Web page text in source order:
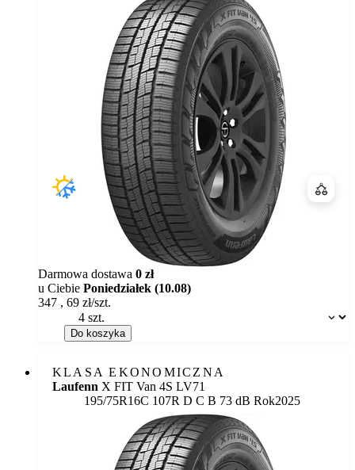
Dostępność:
Darmowa dostawa 0 zł
u Ciebie Poniedziałek (10.08)
347 , 69 zł/szt.
Do koszyka
KLASA EKONOMICZNA
Laufenn X FIT Van 4S LV71
195/75R16C 107R Etykieta:
D C B 73 dB Rok2025